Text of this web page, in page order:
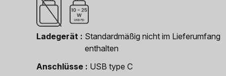
Ladegerät
Standardmäßig nicht im Lieferumfang
enthalten
Anschlüsse
USB type C